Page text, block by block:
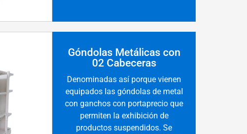
Góndolas Metálicas con
02 Cabeceras
Denominadas así porque vienen
equipados las góndolas de metal
con ganchos con portaprecio que
permiten la exhibición de
productos suspendidos. Se